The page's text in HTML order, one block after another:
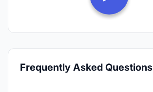
Frequently Asked Questions